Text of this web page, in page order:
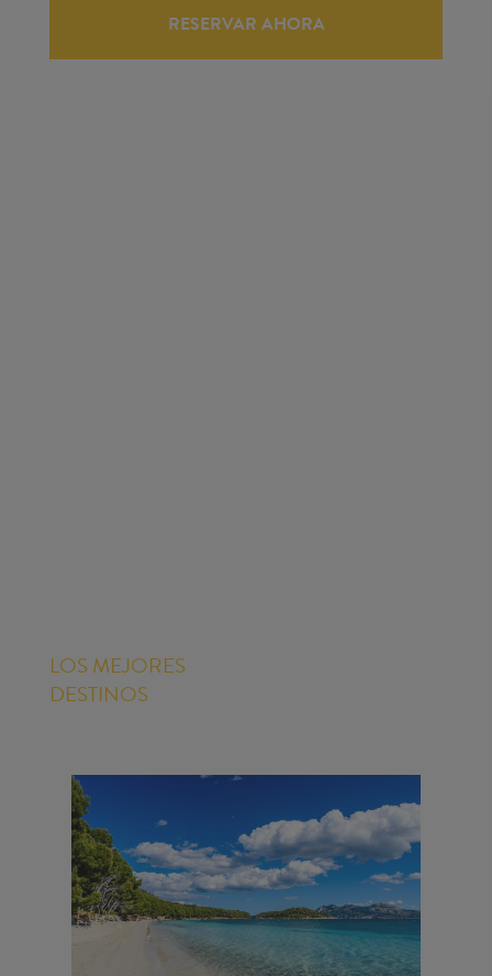
RESERVAR AHORA
LOS MEJORES
DESTINOS